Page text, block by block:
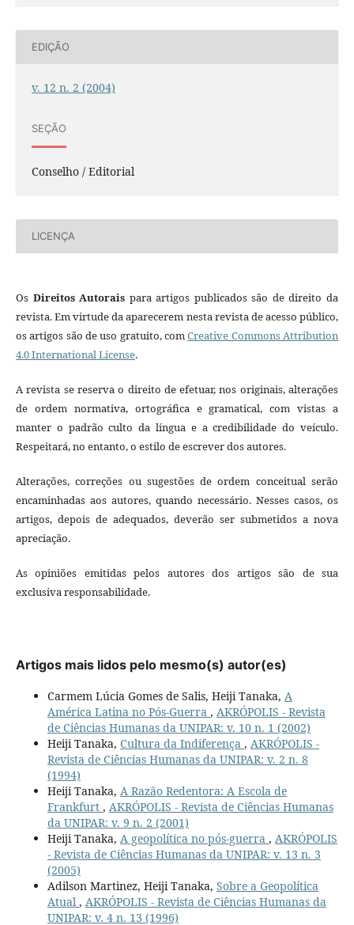
EDIÇÃO
v. 12 n. 2 (2004)
SEÇÃO
Conselho / Editorial
LICENÇA
Os Direitos Autorais para artigos publicados são de direito da
revista. Em virtude da aparecerem nesta revista de acesso público,
os artigos são de uso gratuito, comCreative Commons Attribution
4.0 International License.
A revista se reserva o direito de efetuar, nos originais, alterações
de ordem normativa, ortográfica e gramatical, com vistas a
manter o padrão culto da língua e a credibilidade do veículo.
Respeitará, no entanto, o estilo de escrever dos autores.
Alterações, correções ou sugestões de ordem conceitual serão
encaminhadas aos autores, quando necessário. Nesses casos, os
artigos, depois de adequados, deverão ser submetidos a nova
apreciação.
As opiniões emitidas pelos autores dos artigos são de sua
exclusiva responsabilidade.
Artigos mais lidos pelo mesmo(s) autor(es)
Carmem Lúcia Gomes de Salis, Heiji Tanaka, A
América Latina no Pós-Guerra , AKRÓPOLIS - Revista
de Ciências Humanas da UNIPAR: v. 10 n. 1 (2002)
Heiji Tanaka, Cultura da Indiferença , AKRÓPOLIS -
Revista de Ciências Humanas da UNIPAR: v. 2 n. 8
(1994)
Heiji Tanaka, A Razão Redentora: A Escola de
Frankfurt , AKRÓPOLIS - Revista de Ciências Humanas
da UNIPAR: v. 9 n. 2 (2001)
Heiji Tanaka, A geopolítica no pós-guerra , AKRÓPOLIS
- Revista de Ciências Humanas da UNIPAR: v. 13 n. 3
(2005)
Adilson Martinez, Heiji Tanaka, Sobre a Geopolítica
Atual , AKRÓPOLIS - Revista de Ciências Humanas da
UNIPAR: v. 4 n. 13 (1996)